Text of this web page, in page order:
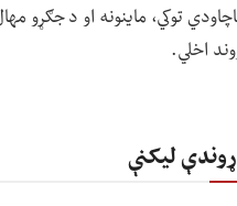
توکي، ماینونه او د جګړو
اخلي.
لیکنې